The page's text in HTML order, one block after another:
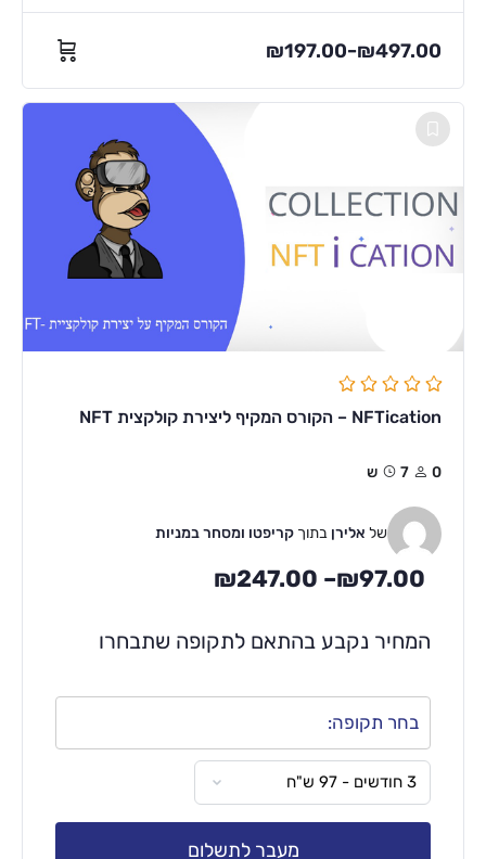
₪197.00–₪497.00
NFTication – הקורס המקיף ליצירת קולקצית NFT
0 7ש
של אלירן בתוך קריפטו ומסחר במניות
₪97.00
–
₪247.00
המחיר נקבע בהתאם לתקופה שתבחרו
בחר תקופה:
מעבר לתשלום